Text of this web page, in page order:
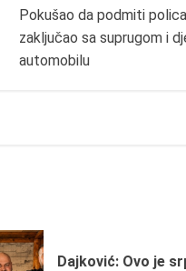
Pokušao da podmiti
zaključao sa suprugom i
automobilu
Dajković: Ovo je